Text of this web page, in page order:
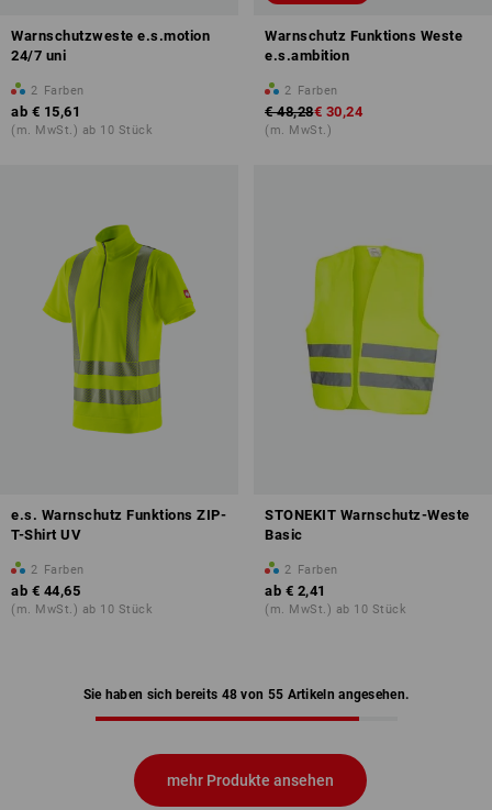
Warnschutzweste e.s.motion
24/7 uni
2 Farben
ab € 15,61
(m. MwSt.) ab 10 Stück
Warnschutz Funktions Weste
e.s.ambition
2 Farben
€ 48,28€ 30,24
(m. MwSt.)
e.s. Warnschutz Funktions ZIP-
T-Shirt UV
2 Farben
ab € 44,65
(m. MwSt.) ab 10 Stück
STONEKIT Warnschutz-Weste
Basic
2 Farben
ab € 2,41
(m. MwSt.) ab 10 Stück
Sie haben sich bereits 48 von 55 Artikeln angesehen.
mehr Produkte ansehen